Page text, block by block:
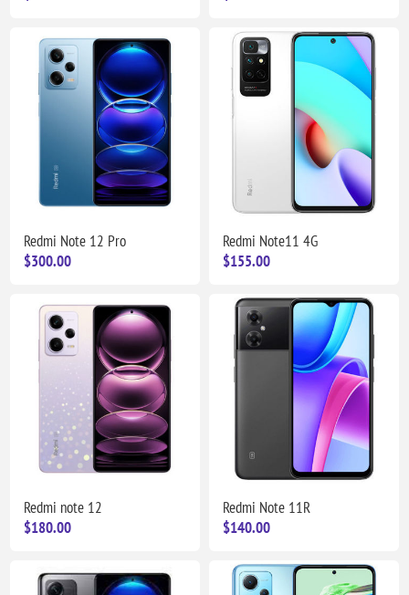
Redmi Note 12 Pro
$300.00
Redmi Note11 4G
$155.00
Redmi note 12
$180.00
Redmi Note 11R
$140.00